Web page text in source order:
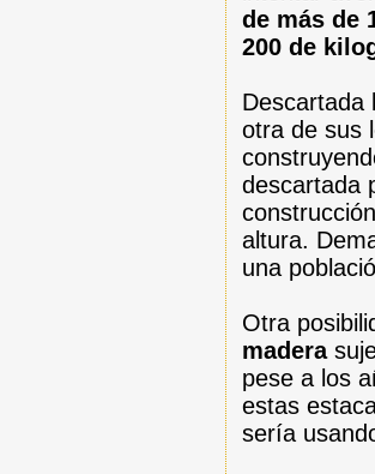
de más de
200 de
Descartada
otra de sus
descartada
altura.
una
Otra
madera
pese a los
estas
sería